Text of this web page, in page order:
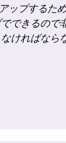
ップするた
できるの
ければな